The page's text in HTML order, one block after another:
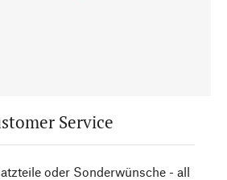
Service
oder Sonderwünsche - all